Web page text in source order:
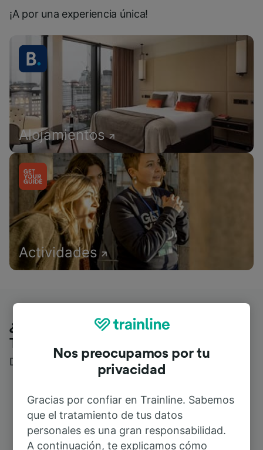
¡A por una experiencia única!
Alojamientos
Actividades
¿Qué piensan nuestros clientes de
Trainline?
Descubre reseñas reales de nuestros viajeros
Nos preocupamos por tu
privacidad
Gracias por confiar en Trainline. Sabemos
que el tratamiento de tus datos
personales es una gran responsabilidad.
A continuación, te explicamos cómo